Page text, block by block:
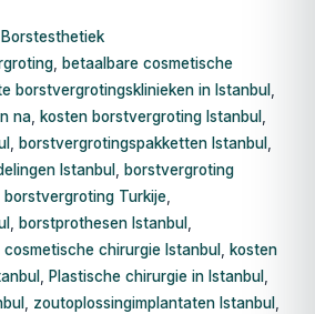
Borstesthetiek
,
betaalbare cosmetische
borstvergrotingsklinieken in Istanbul
na
kosten borstvergroting Istanbul
borstvergrotingspakketten Istanbul
Istanbul
borstvergroting
borstvergroting Turkije
borstprothesen Istanbul
cosmetische chirurgie Istanbul
kosten
Plastische chirurgie in Istanbul
zoutoplossingimplantaten Istanbul